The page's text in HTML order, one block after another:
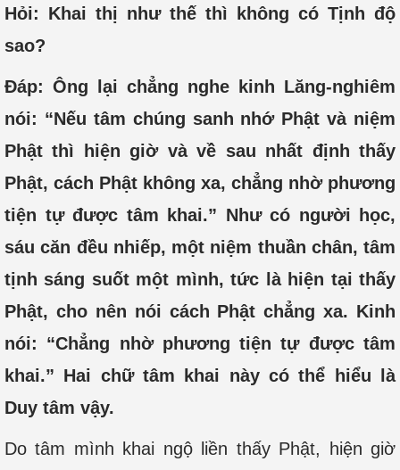
Hỏi: Khai thị như thế thì không có Tịnh độ
sao?
Đáp: Ông lại chẳng nghe kinh Lăng-nghiêm
nói: “Nếu tâm chúng sanh nhớ Phật và niệm
Phật thì hiện giờ và về sau nhất định thấy
Phật, cách Phật không xa, chẳng nhờ phương
tiện tự được tâm khai.” Như có người học,
sáu căn đều nhiếp, một niệm thuần chân, tâm
tịnh sáng suốt một mình, tức là hiện tại thấy
Phật, cho nên nói cách Phật chẳng xa. Kinh
nói: “Chẳng nhờ phương tiện tự được tâm
khai.” Hai chữ tâm khai này có thể hiểu là
Duy tâm vậy.
Do tâm mình khai ngộ liền thấy Phật, hiện giờ